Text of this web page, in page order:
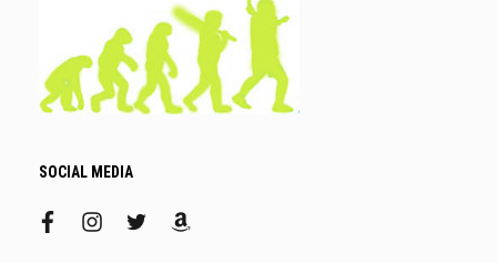
SOCIAL MEDIA
facebookinstagram
twitteramazon